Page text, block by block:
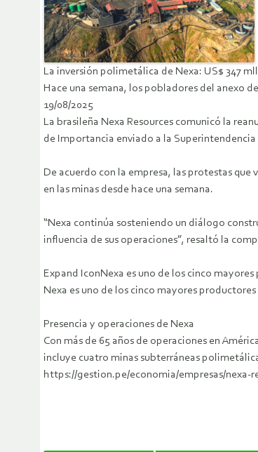
La inversión polimetálica de Nexa: US$ 347
Hace una semana, los pobladores del anexo
19/08/2025
La brasileña Nexa Resources comunicó la
de Importancia enviado a la
De acuerdo con la empresa, las protestas
en las minas desde hace una semana.
“Nexa continúa sosteniendo un diálogo
influencia de sus operaciones”, resaltó la
Expand IconNexa es uno de los cinco
Nexa es uno de los cinco mayores
Presencia y operaciones de Nexa
Con más de 65 años de operaciones en
incluye cuatro minas subterráneas
https://gestion.pe/economia/empresas/